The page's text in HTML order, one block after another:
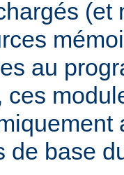
(et
au
ces
de base